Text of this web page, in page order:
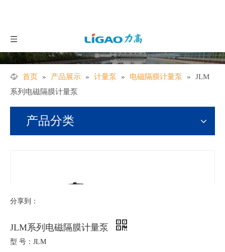
首页 » 产品展示 » 计量泵 » 电磁隔膜计量泵 »
JLM
系列电磁隔膜计量泵
产品分类
分享到：
JLM系列电磁隔膜计量泵
型 号：JLM